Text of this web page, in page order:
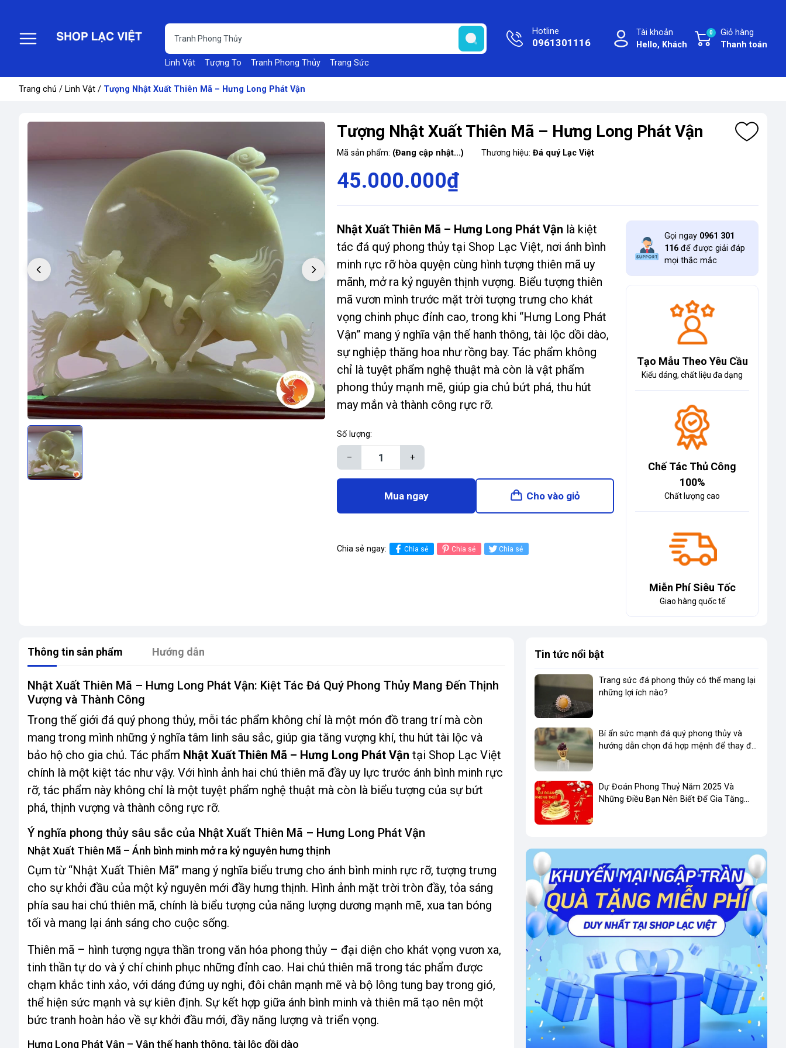
Linh Vật Tượng To Tranh Phong Thủy Trang Sức
Hotline
0961301116
Tài khoản
Hello, Khách
Giỏ hàng
Thanh toán
0
Trang chủ / Linh Vật / Tượng Nhật Xuất Thiên Mã – Hưng Long Phát Vận
Tượng Nhật Xuất Thiên Mã – Hưng Long Phát Vận
Mã sản phẩm: (Đang cập nhật...) Thương hiệu:Đá quý Lạc Việt
45.000.000₫
Nhật Xuất Thiên Mã – Hưng Long Phát Vận là kiệt
tác đá quý phong thủy tại Shop Lạc Việt, nơi ánh bình
minh rực rỡ hòa quyện cùng hình tượng thiên mã uy
mãnh, mở ra kỷ nguyên thịnh vượng. Biểu tượng thiên
mã vươn mình trước mặt trời tượng trưng cho khát
vọng chinh phục đỉnh cao, trong khi “Hưng Long Phát
Vận” mang ý nghĩa vận thế hanh thông, tài lộc dồi dào,
sự nghiệp thăng hoa như rồng bay. Tác phẩm không
chỉ là tuyệt phẩm nghệ thuật mà còn là vật phẩm
phong thủy mạnh mẽ, giúp gia chủ bứt phá, thu hút
may mắn và thành công rực rỡ.
Số lượng:
– +
Mua ngay Cho vào giỏ
Chia sẻ ngay: Chia sẻ Chia sẻ Chia sẻ
Gọi ngay 0961 301
116 để được giải đáp
mọi thắc mắc
Tạo Mẫu Theo Yêu Cầu
Kiểu dáng, chất liệu đa dạng
Chế Tác Thủ Công
100%
Chất lượng cao
Miễn Phí Siêu Tốc
Giao hàng quốc tế
Thông tin sản phẩm Hướng dẫn
Nhật Xuất Thiên Mã – Hưng Long Phát Vận: Kiệt Tác Đá Quý Phong Thủy Mang Đến Thịnh
Vượng và Thành Công
Trong thế giới đá quý phong thủy, mỗi tác phẩm không chỉ là một món đồ trang trí mà còn
mang trong mình những ý nghĩa tâm linh sâu sắc, giúp gia tăng vượng khí, thu hút tài lộc và
bảo hộ cho gia chủ. Tác phẩm Nhật Xuất Thiên Mã – Hưng Long Phát Vận tại Shop Lạc Việt
chính là một kiệt tác như vậy. Với hình ảnh hai chú thiên mã đầy uy lực trước ánh bình minh rực
rỡ, tác phẩm này không chỉ là một tuyệt phẩm nghệ thuật mà còn là biểu tượng của sự bứt
phá, thịnh vượng và thành công rực rỡ.
Ý nghĩa phong thủy sâu sắc của Nhật Xuất Thiên Mã – Hưng Long Phát Vận
Nhật Xuất Thiên Mã – Ánh bình minh mở ra kỷ nguyên hưng thịnh
Cụm từ “Nhật Xuất Thiên Mã” mang ý nghĩa biểu trưng cho ánh bình minh rực rỡ, tượng trưng
cho sự khởi đầu của một kỷ nguyên mới đầy hưng thịnh. Hình ảnh mặt trời tròn đầy, tỏa sáng
phía sau hai chú thiên mã, chính là biểu tượng của năng lượng dương mạnh mẽ, xua tan bóng
tối và mang lại ánh sáng cho cuộc sống.
Thiên mã – hình tượng ngựa thần trong văn hóa phong thủy – đại diện cho khát vọng vươn xa,
tinh thần tự do và ý chí chinh phục những đỉnh cao. Hai chú thiên mã trong tác phẩm được
chạm khắc tinh xảo, với dáng đứng uy nghi, đôi chân mạnh mẽ và bộ lông tung bay trong gió,
thể hiện sức mạnh và sự kiên định. Sự kết hợp giữa ánh bình minh và thiên mã tạo nên một
bức tranh hoàn hảo về sự khởi đầu mới, đầy năng lượng và triển vọng.
Hưng Long Phát Vận – Vận thế hanh thông, tài lộc dồi dào
Tin tức nổi bật
Trang sức đá phong thủy có thể mang lại
những lợi ích nào?
Bí ẩn sức mạnh đá quý phong thủy và
hướng dẫn chọn đá hợp mệnh để thay đổi
Dự Đoán Phong Thuỷ Năm 2025 Và
Những Điều Bạn Nên Biết Để Gia Tăng